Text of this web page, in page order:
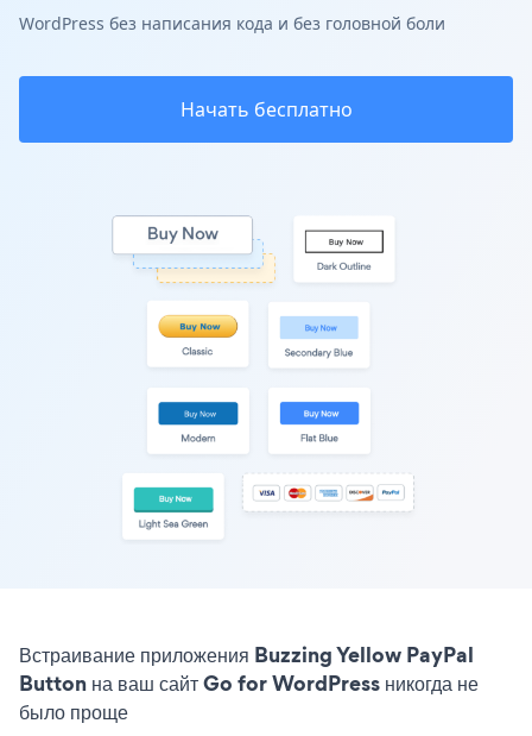
WordPress без написания кода и без головной боли
Начать бесплатно
Встраивание приложения Buzzing Yellow PayPal
Button на ваш сайт Go for WordPress никогда не
было проще